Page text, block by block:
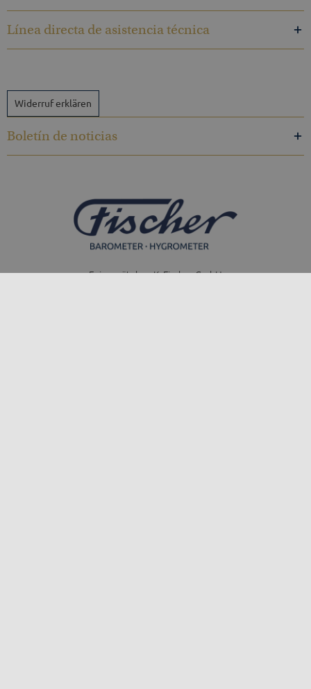
Feingerätebau K. Fischer GmbH
Línea directa de asistencia técnica
Widerruf erklären
Boletín de noticias